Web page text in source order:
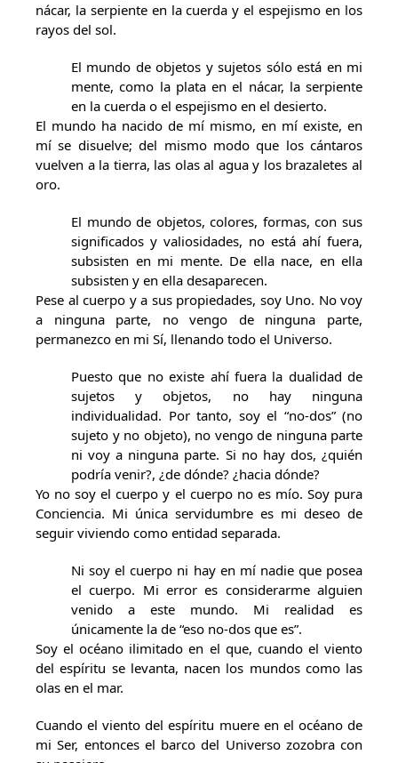
nácar, la serpiente en la cuerda y el espejismo en los
rayos del sol.
El mundo de objetos y sujetos sólo está en mi
mente, como la plata en el nácar, la serpiente
en la cuerda o el espejismo en el desierto.
El mundo ha nacido de mí mismo, en mí existe, en
mí se disuelve; del mismo modo que los cántaros
vuelven a la tierra, las olas al agua y los brazaletes al
oro.
El mundo de objetos, colores, formas, con sus
significados y valiosidades, no está ahí fuera,
subsisten en mi mente. De ella nace, en ella
subsisten y en ella desaparecen.
Pese al cuerpo y a sus propiedades, soy Uno. No voy
a ninguna parte, no vengo de ninguna parte,
permanezco en mi Sí, llenando todo el Universo.
Puesto que no existe ahí fuera la dualidad de
sujetos y objetos, no hay ninguna
individualidad. Por tanto, soy el “no-dos” (no
sujeto y no objeto), no vengo de ninguna parte
ni voy a ninguna parte. Si no hay dos, ¿quién
podría venir?, ¿de dónde? ¿hacia dónde?
Yo no soy el cuerpo y el cuerpo no es mío. Soy pura
Conciencia. Mi única servidumbre es mi deseo de
seguir viviendo como entidad separada.
Ni soy el cuerpo ni hay en mí nadie que posea
el cuerpo. Mi error es considerarme alguien
venido a este mundo. Mi realidad es
únicamente la de “eso no-dos que es”.
Soy el océano ilimitado en el que, cuando el viento
del espíritu se levanta, nacen los mundos como las
olas en el mar.
Cuando el viento del espíritu muere en el océano de
mi Ser, entonces el barco del Universo zozobra con